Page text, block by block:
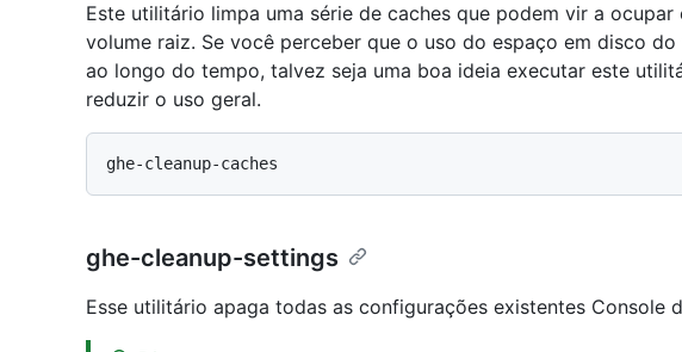
Este utilitário limpa uma série de caches que podem vir a
volume raiz. Se você perceber que o uso do espaço em disco
ao longo do tempo, talvez seja uma boa ideia executar este
reduzir o uso geral.
ghe-cleanup-settings
Esse utilitário apaga todas as configurações existentes Console